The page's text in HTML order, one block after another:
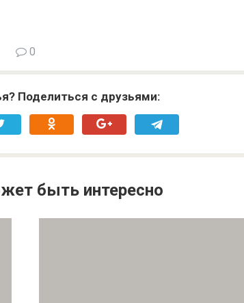
0
Поделиться с друзьями:
быть интересно